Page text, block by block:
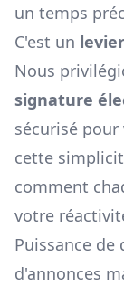
un temps
C'est un
Nous
signature
sécurisé
cette
comment
votre
Puissance
d'annonces